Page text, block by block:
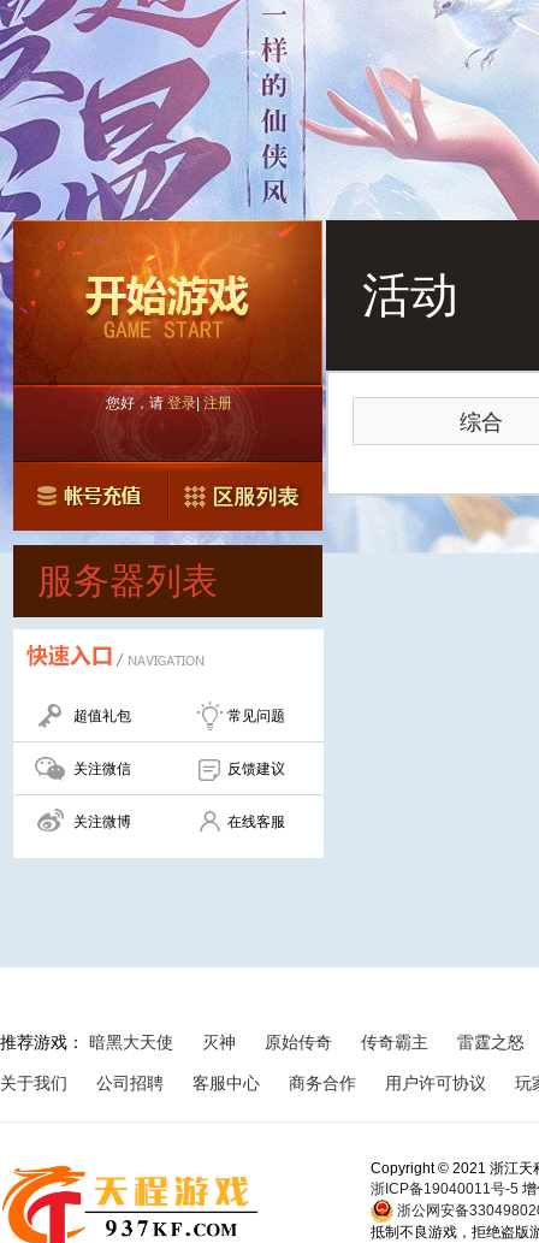
您好，请登录|注册
服务器列表
超值礼包 常见问题
关注微信 反馈建议
关注微博 在线客服
活动
综合
推荐游戏： 暗黑大天使 灭神 原始传奇 传奇霸主 雷霆之怒
关于我们 公司招聘 客服中心 商务合作 用户许可协议 玩
Copyright © 2021 浙江天
浙ICP备19040011号-5
浙公网安备
抵制不良游戏，拒绝盗版